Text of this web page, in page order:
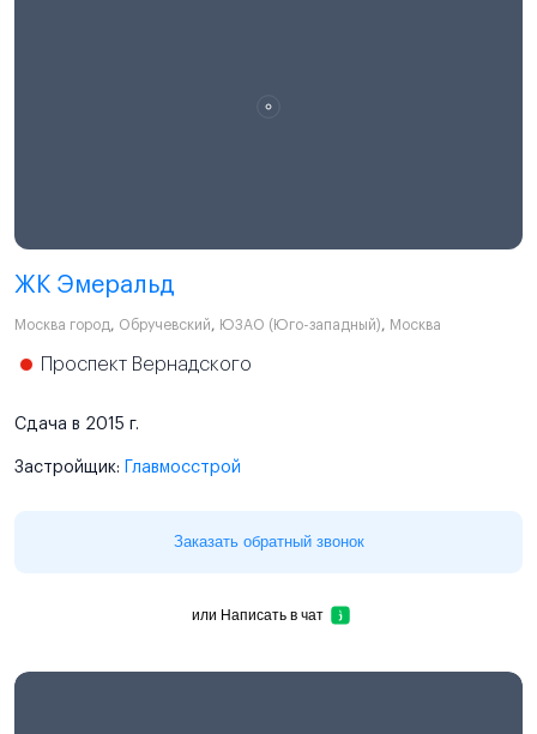
ЖК Эмеральд
Москва город, Обручевский, ЮЗАО (Юго-западный), Москва
Проспект Вернадского
Сдача в 2015 г.
Застройщик: Главмосстрой
Заказать обратный звонок
или Написать в чат